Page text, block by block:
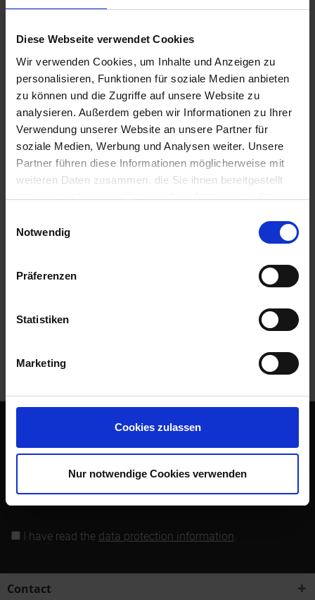
Diese Webseite verwendet Cookies
Wir verwenden Cookies, um Inhalte und Anzeigen zu
personalisieren, Funktionen für soziale Medien anbieten
zu können und die Zugriffe auf unsere Website zu
analysieren. Außerdem geben wir Informationen zu Ihrer
Verwendung unserer Website an unsere Partner für
soziale Medien, Werbung und Analysen weiter. Unsere
Partner führen diese Informationen möglicherweise mit
weiteren Daten zusammen, die Sie ihnen bereitgestellt
haben oder die sie im Rahmen Ihrer Nutzung der Dienste
Cookies, wenn Sie unsere Webseite weiterhin nutzen.
Notwendig
Präferenzen
Statistiken
Marketing
Cookies zulassen
Nur notwendige Cookies verwenden
€42.50
Ready to ship today, Delivery time appr. 2-4 workdays within
Germany
Add to shopping cart
Remember Comment
part no.: 5116559
Black. Long. Right side. Long thread, 35mm. Genuine part
Evaluations
longer miss any offers or news of Siebenrock.
Subscribe to newsletter
I have read the data protection information.
Contact